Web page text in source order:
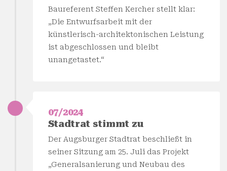
Baureferent Steffen Kercher stellt klar:
„Die Entwurfsarbeit mit der
künstlerisch-architektonischen Leistung
ist abgeschlossen und bleibt
unangetastet.“
07/2024
Stadtrat stimmt zu
Der Augsburger Stadtrat beschließt in
seiner Sitzung am 25. Juli das Projekt
„Generalsanierung und Neubau des